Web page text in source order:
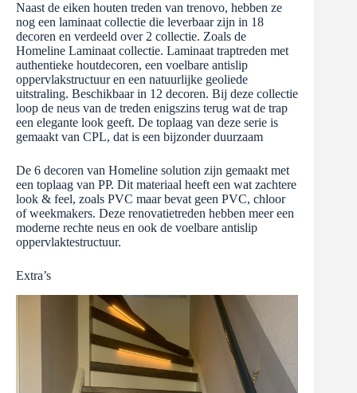
Naast de eiken houten treden van trenovo, hebben ze
nog een laminaat collectie die leverbaar zijn in 18
decoren en verdeeld over 2 collectie. Zoals de
Homeline Laminaat collectie. Laminaat traptreden met
authentieke houtdecoren, een voelbare antislip
oppervlakstructuur en een natuurlijke geoliede
uitstraling. Beschikbaar in 12 decoren. Bij deze collectie
loop de neus van de treden enigszins terug wat de trap
een elegante look geeft. De toplaag van deze serie is
gemaakt van CPL, dat is een bijzonder duurzaam
De 6 decoren van Homeline solution zijn gemaakt met
een toplaag van PP. Dit materiaal heeft een wat zachtere
look & feel, zoals PVC maar bevat geen PVC, chloor
of weekmakers. Deze renovatietreden hebben meer een
moderne rechte neus en ook de voelbare antislip
oppervlaktestructuur.
Extra’s